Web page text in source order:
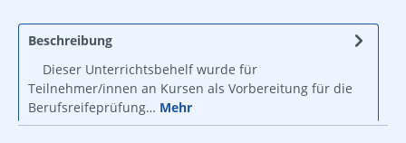
Beschreibung
Dieser Unterrichtsbehelf wurde für
Teilnehmer/innen an Kursen als Vorbereitung für die
Berufsreifeprüfung… Mehr